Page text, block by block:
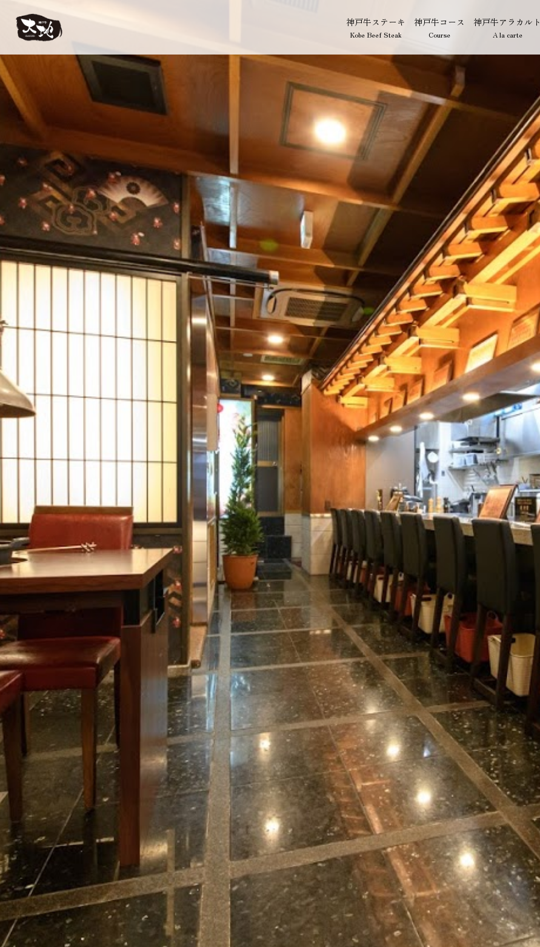
神戸牛ステーキ
Kobe Beef Steak
神戸牛コース
Course
神戸牛アラカルト
A la carte